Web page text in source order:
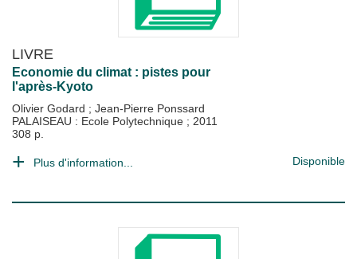
LIVRE
Economie du climat : pistes pour
l'après-Kyoto
Olivier Godard ; Jean-Pierre Ponssard
PALAISEAU : Ecole Polytechnique ; 2011
308 p.
Plus d'information... Disponible